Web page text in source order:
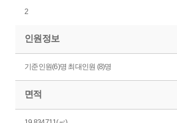
2
인원정보
기준인원(6)명 최대인원 (8)명
면적